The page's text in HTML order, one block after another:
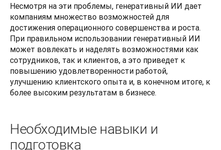
Несмотря на эти проблемы, генеративный ИИ дает
компаниям множество возможностей для
достижения операционного совершенства и роста.
При правильном использовании генеративный ИИ
может вовлекать и наделять возможностями как
сотрудников, так и клиентов, а это приведет к
повышению удовлетворенности работой,
улучшению клиентского опыта и, в конечном итоге, к
более высоким результатам в бизнесе.
Необходимые навыки и
подготовка